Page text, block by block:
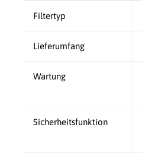
Filtertyp
Lieferumfang
Wartung
Sicherheitsfunktion